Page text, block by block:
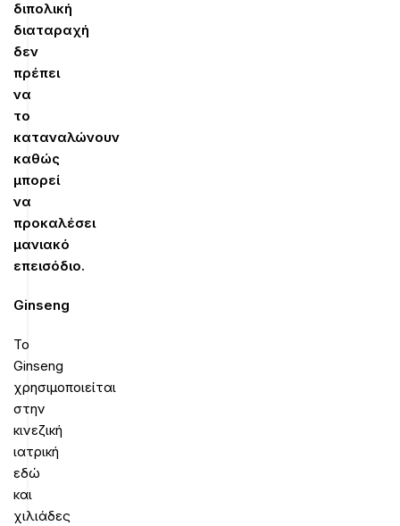
διπολική
διαταραχή
δεν
πρέπει
να
το
καταναλώνουν
καθώς
μπορεί
να
προκαλέσει
μανιακό
επεισόδιο.
Ginseng
Το
Ginseng
χρησιμοποιείται
στην
κινεζική
ιατρική
εδώ
και
χιλιάδες